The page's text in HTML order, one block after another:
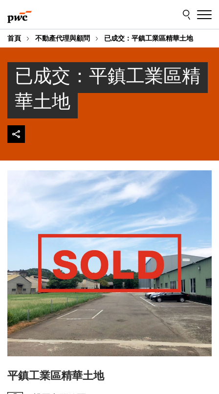
to
content
to
footer
首頁 不動產代理與顧問 已成交：平鎮工業區精華土地
已成交：平鎮工業區精
華土地
平鎮工業區精華土地